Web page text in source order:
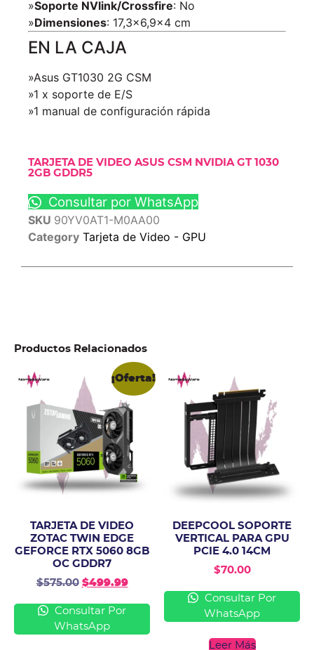
»Soporte NVlink/Crossfire: No
»Dimensiones: 17,3×6,9×4 cm
EN LA CAJA
»Asus GT1030 2G CSM
»1 x soporte de E/S
»1 manual de configuración rápida
TARJETA DE VIDEO ASUS CSM NVIDIA GT 1030
2GB GDDR5
Consultar por WhatsApp
SKU 90YV0AT1-M0AA00
Category Tarjeta de Video - GPU
Productos Relacionados
¡Oferta!
TARJETA DE VIDEO
ZOTAC TWIN EDGE
GEFORCE RTX 5060 8GB
OC GDDR7
$575.00 $499.99
Consultar Por
WhatsApp
DEEPCOOL SOPORTE
VERTICAL PARA GPU
PCIE 4.0 14CM
$70.00
Consultar Por
WhatsApp
Leer Más